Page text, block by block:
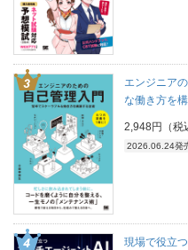
エンジニア
な働き方を
2,948円（税
2026.06.24発
現場で役立